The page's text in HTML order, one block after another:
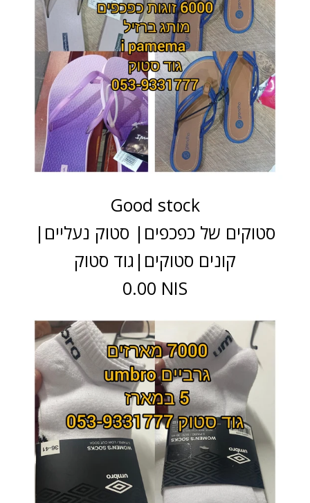
Good stock
סטוקים של כפכפים| סטוק נעליים|
קונים סטוקים|גוד סטוק
0.00 NIS